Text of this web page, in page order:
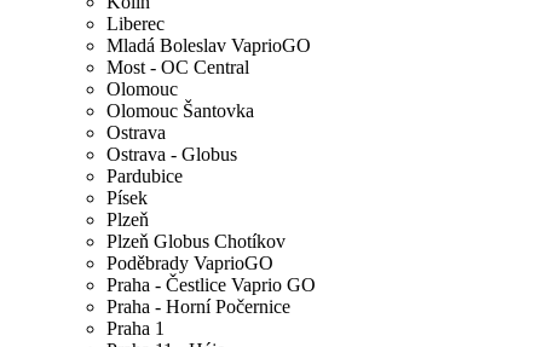
Liberec
Mladá Boleslav VaprioGO
Most - OC Central
Olomouc
Olomouc Šantovka
Ostrava
Ostrava - Globus
Pardubice
Písek
Plzeň
Plzeň Globus Chotíkov
Poděbrady VaprioGO
Praha - Čestlice Vaprio GO
Praha - Horní Počernice
Praha 1